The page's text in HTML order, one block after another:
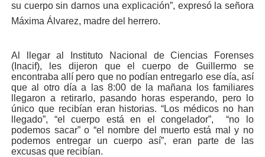
su cuerpo sin darnos una explicación”, expresó la señora
Máxima Álvarez, madre del herrero.
Al llegar al Instituto Nacional de Ciencias Forenses
(Inacif), les dijeron que el cuerpo de Guillermo se
encontraba allí pero que no podían entregarlo ese día, así
que al otro día a las 8:00 de la mañana los familiares
llegaron a retirarlo, pasando horas esperando, pero lo
único que recibían eran historias. “Los médicos no han
llegado”, “el cuerpo está en el congelador”, “no lo
podemos sacar” o “el nombre del muerto está mal y no
podemos entregar un cuerpo así”, eran parte de las
excusas que recibían.